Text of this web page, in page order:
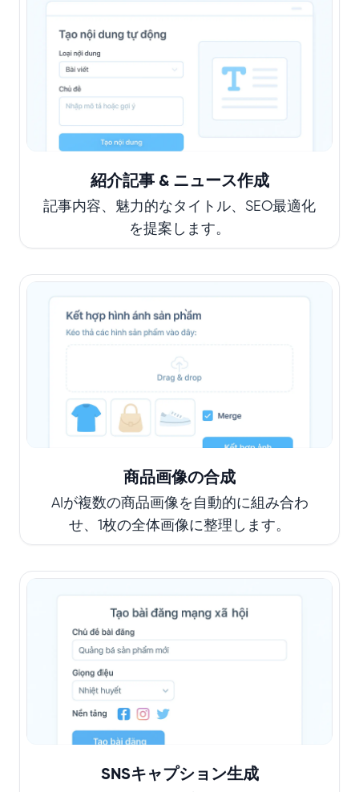
紹介記事 & ニュース作成
記事内容、魅力的なタイトル、SEO最適化
を提案します。
商品画像の合成
AIが複数の商品画像を自動的に組み合わ
せ、1枚の全体画像に整理します。
SNSキャプション生成